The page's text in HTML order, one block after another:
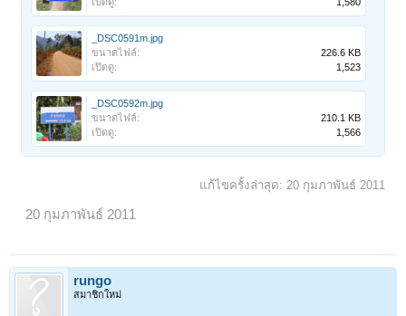
_DSC0591m.jpg
ขนาดไฟล์:
226.6 KB
เปิดดู:
1,523
_DSC0592m.jpg
ขนาดไฟล์:
210.1 KB
เปิดดู:
1,566
แก้ไขครั้งล่าสุด: 20 กุมภาพันธ์ 2011
20 กุมภาพันธ์ 2011
rungo
สมาชิกใหม่